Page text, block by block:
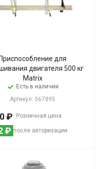
Приспособление для
двигателя 500 кг
Matrix
Есть в наличии
Артикул: 567895
Розничная цена
₽
после авторизации
₽